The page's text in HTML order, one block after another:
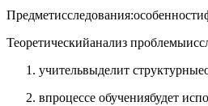
Теоретическийанализ
учительвыделит
впроцессе обучениябудет